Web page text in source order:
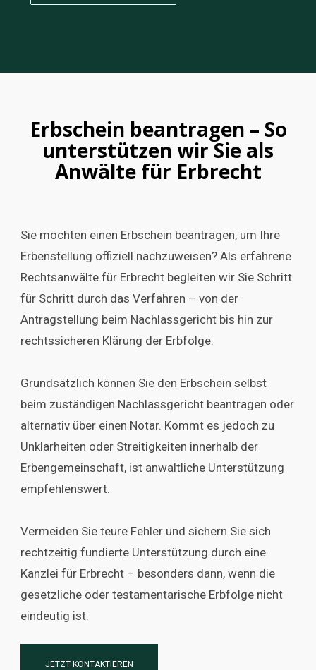
Erbschein beantragen – So
unterstützen wir Sie als
Anwälte für Erbrecht
Sie möchten einen Erbschein beantragen, um Ihre
Erbenstellung offiziell nachzuweisen? Als erfahrene
Rechtsanwälte für Erbrecht begleiten wir Sie Schritt
für Schritt durch das Verfahren – von der
Antragstellung beim Nachlassgericht bis hin zur
rechtssicheren Klärung der Erbfolge.
Grundsätzlich können Sie den Erbschein selbst
beim zuständigen Nachlassgericht beantragen oder
alternativ über einen Notar. Kommt es jedoch zu
Unklarheiten oder Streitigkeiten innerhalb der
Erbengemeinschaft, ist anwaltliche Unterstützung
empfehlenswert.
Vermeiden Sie teure Fehler und sichern Sie sich
rechtzeitig fundierte Unterstützung durch eine
Kanzlei für Erbrecht – besonders dann, wenn die
gesetzliche oder testamentarische Erbfolge nicht
eindeutig ist.
JETZT KONTAKTIEREN